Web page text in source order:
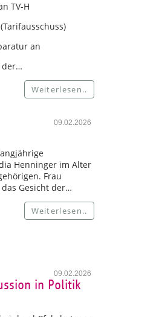
TV-H
an
der…
Weiterlesen..
09.02.2026
Henninger im Alter
Frau
Gesicht der…
Weiterlesen..
09.02.2026
in Politik